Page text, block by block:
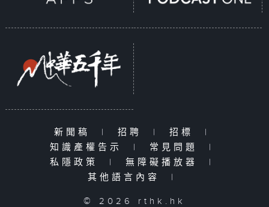
新聞稿 | 招聘 | 招標
|
知識產權告示
| 常見問題
|
私隱政策
| 無障礙播放器
|
其他語言內容
|
© 2026 rthk.hk